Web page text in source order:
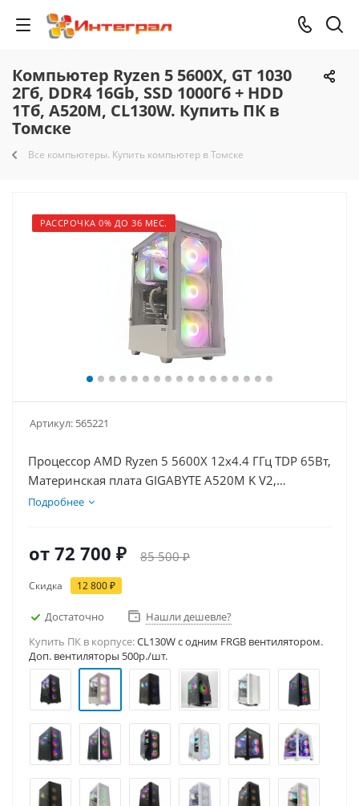
Компьютер Ryzen 5 5600X, GT 1030
2Гб, DDR4 16Gb, SSD 1000Гб + HDD
1Тб, A520M, CL130W. Купить ПК в
Томске
Все компьютеры. Купить компьютер в Томске
РАССРОЧКА 0% ДО 36 МЕС.
Артикул: 565221
Процессор AMD Ryzen 5 5600X 12x4.4 ГГц TDP 65Вт,
Материнская плата GIGABYTE A520M K V2,
Видеокарта GT 1030 2Гб, Память DDR4 16Gb,
Подробнее
от 72 700 ₽ 85 500 ₽
Скидка 12 800 ₽
Достаточно
Нашли дешевле?
Купить ПК в корпусе:CL130W c одним FRGB вентилятором.
Доп. вентиляторы 500р./шт.